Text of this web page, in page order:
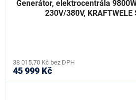
Generátor, elektrocentrála
230V/380V, KRAFTWELE
38 015,70 Kč bez DPH
45 999 Kč